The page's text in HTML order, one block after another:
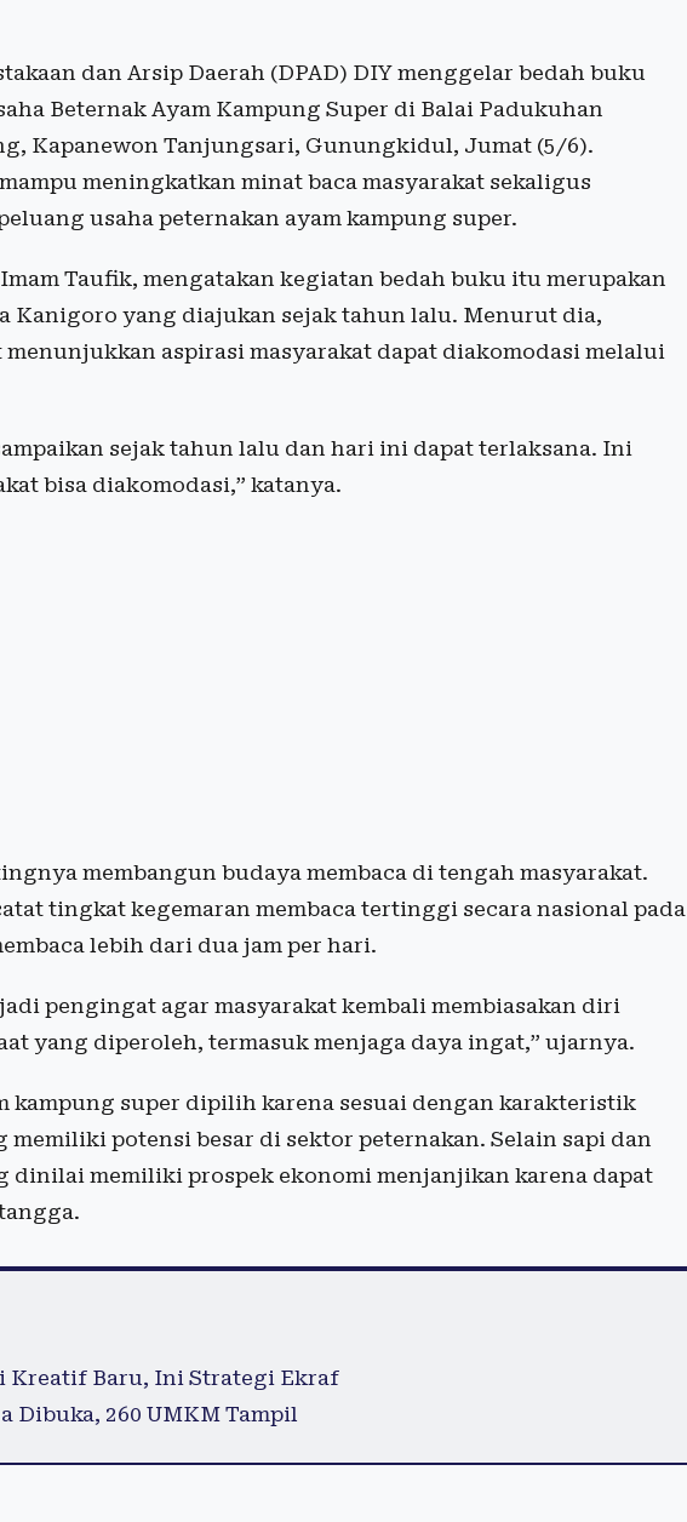
dan Arsip Daerah (DPAD) DIY menggelar bedah buku
Beternak Ayam Kampung Super di Balai Padukuhan
Kapanewon Tanjungsari, Gunungkidul, Jumat (5/6).
meningkatkan minat baca masyarakat sekaligus
usaha peternakan ayam kampung super.
Taufik, mengatakan kegiatan bedah buku itu merupakan
Kanigoro yang diajukan sejak tahun lalu. Menurut dia,
aspirasi masyarakat dapat diakomodasi melalui
sejak tahun lalu dan hari ini dapat terlaksana. Ini
bisa diakomodasi,” katanya.
membangun budaya membaca di tengah masyarakat.
tingkat kegemaran membaca tertinggi secara nasional pada
lebih dari dua jam per hari.
pengingat agar masyarakat kembali membiasakan diri
yang diperoleh, termasuk menjaga daya ingat,” ujarnya.
kampung super dipilih karena sesuai dengan karakteristik
potensi besar di sektor peternakan. Selain sapi dan
dinilai memiliki prospek ekonomi menjanjikan karena dapat
Kreatif Baru, Ini Strategi Ekraf
Dibuka, 260 UMKM Tampil